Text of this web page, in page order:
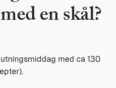
en skål?
med ca 130